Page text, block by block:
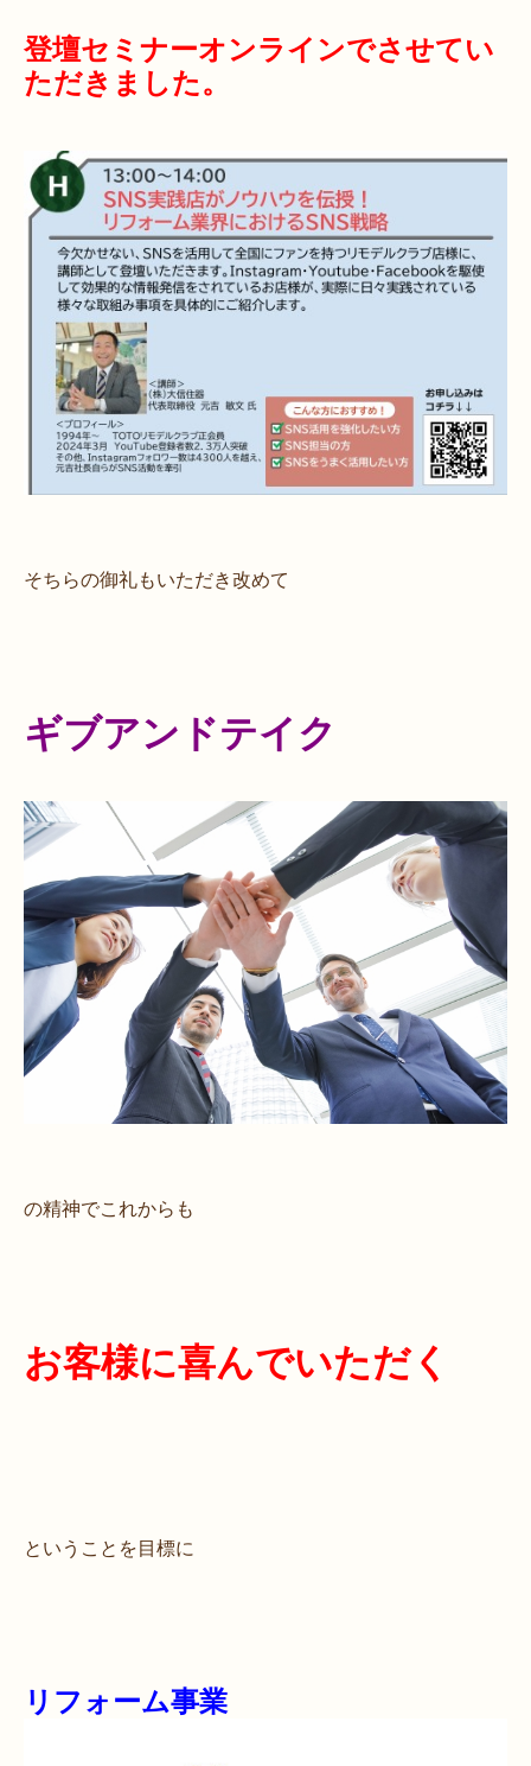
登壇セミナーオンラインでさせてい
ただきました。
そちらの御礼もいただき改めて
ギブアンドテイク
の精神でこれからも
お客様に喜んでいただく
ということを目標に
リフォーム事業